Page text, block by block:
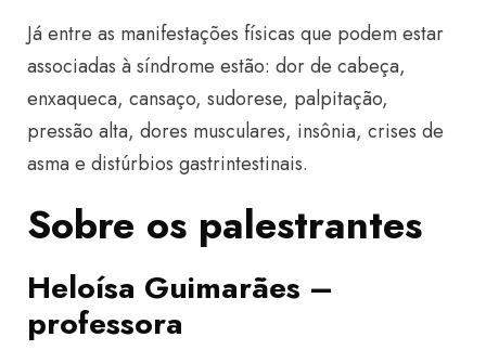
Já entre as manifestações físicas que podem estar
associadas à síndrome estão: dor de cabeça,
enxaqueca, cansaço, sudorese, palpitação,
pressão alta, dores musculares, insônia, crises de
asma e distúrbios gastrintestinais.
Sobre os palestrantes
Heloísa Guimarães –
professora